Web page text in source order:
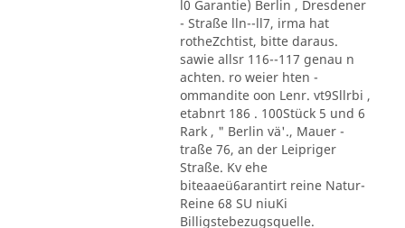
l0 Garantie) Berlin , Dresdener
- Straße lln--ll7, irma hat
rotheZchtist, bitte daraus.
sawie allsr 116--117 genau n
achten. ro weier hten -
ommandite oon Lenr. vt9Sllrbi ,
etabnrt 186 . 100Stück 5 und 6
Rark , " Berlin vä'., Mauer -
traße 76, an der Leipriger
Straße. Kv ehe
biteaaeü6arantirt reine Natur-
Reine 68 SU niuKi
Billigstebezugsquelle.